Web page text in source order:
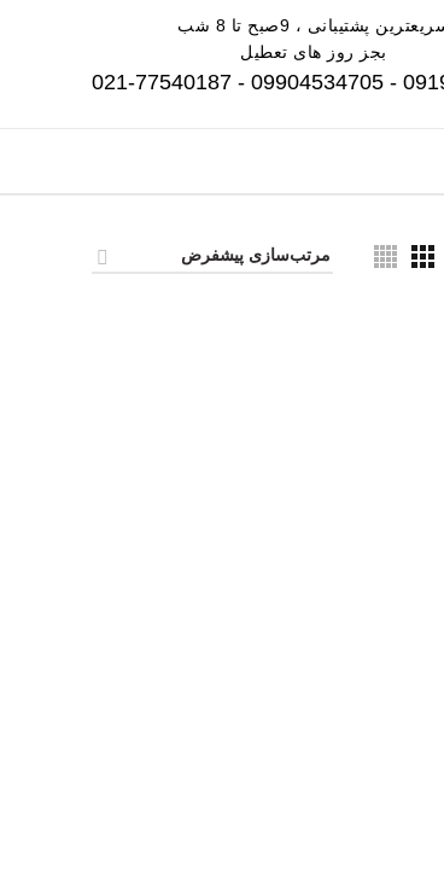
پشتیبانی ، 9صبح تا 8 شب
بجز روز های تعطیل